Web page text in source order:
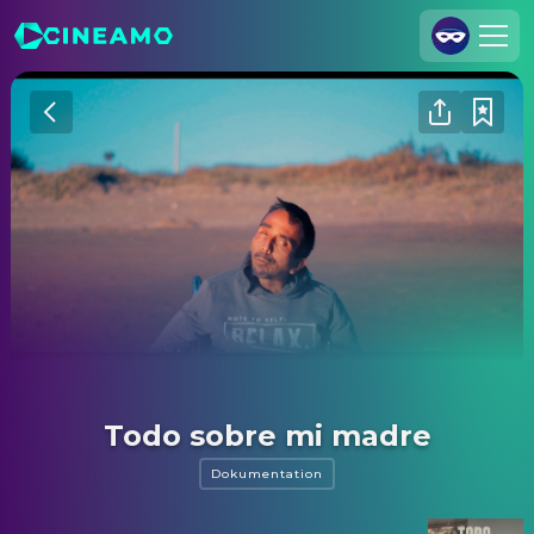
Cineamo für Unternehmen
Kontakt
Impressum
Datenschutzerklärung
Datenschutzeinstellungen
Todo sobre mi madre
Dokumentation